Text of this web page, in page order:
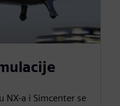
a i Simcenter se